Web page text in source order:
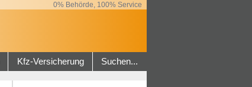
0% Behörde, 100% Service
Kfz-Versicherung Suchen...